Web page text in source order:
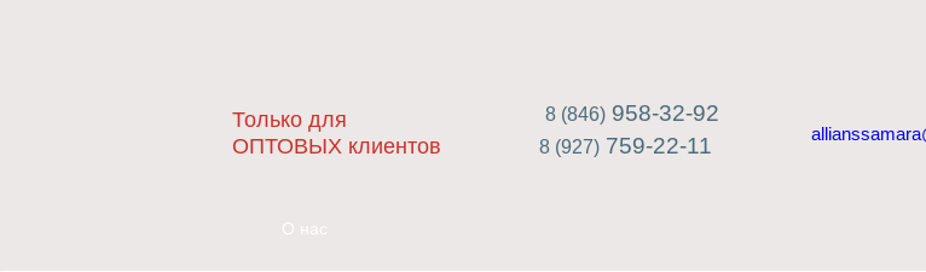
Только для
ОПТОВЫХ клиентов
8 (846) 958-32-92
8 (927) 759-22-11
О нас